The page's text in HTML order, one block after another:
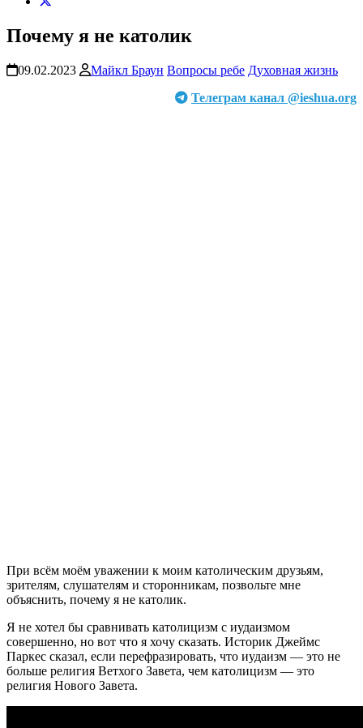
Почему я не католик
09.02.2023 Майкл Браун Вопросы ребе Духовная жизнь
Телеграм канал @ieshua.org
При всём моём уважении к моим католическим друзьям,
зрителям, слушателям и сторонникам, позвольте мне
объяснить, почему я не католик.
Я не хотел бы сравнивать католицизм с иудаизмом
совершенно, но вот что я хочу сказать. Историк Джеймс
Паркес сказал, если перефразировать, что иудаизм — это не
больше религия Ветхого Завета, чем католицизм — это
религия Нового Завета.